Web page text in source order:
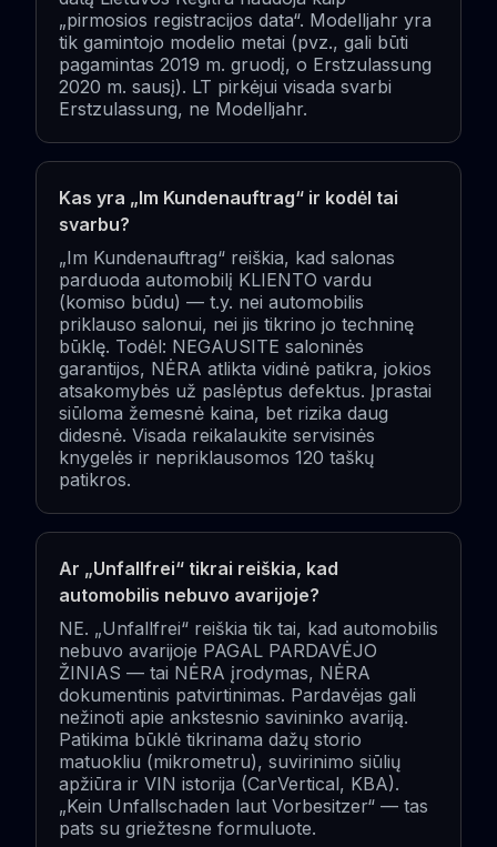
„pirmosios registracijos data“. Modelljahr yra
tik gamintojo modelio metai (pvz., gali būti
pagamintas 2019 m. gruodį, o Erstzulassung
2020 m. sausį). LT pirkėjui visada svarbi
Erstzulassung, ne Modelljahr.
Kas yra „Im Kundenauftrag“ ir kodėl tai
svarbu?
„Im Kundenauftrag“ reiškia, kad salonas
parduoda automobilį KLIENTO vardu
(komiso būdu) — t.y. nei automobilis
priklauso salonui, nei jis tikrino jo techninę
būklę. Todėl: NEGAUSITE saloninės
garantijos, NĖRA atlikta vidinė patikra, jokios
atsakomybės už paslėptus defektus. Įprastai
siūloma žemesnė kaina, bet rizika daug
didesnė. Visada reikalaukite servisinės
knygelės ir nepriklausomos 120 taškų
patikros.
Ar „Unfallfrei“ tikrai reiškia, kad
automobilis nebuvo avarijoje?
NE. „Unfallfrei“ reiškia tik tai, kad automobilis
nebuvo avarijoje PAGAL PARDAVĖJO
ŽINIAS — tai NĖRA įrodymas, NĖRA
dokumentinis patvirtinimas. Pardavėjas gali
nežinoti apie ankstesnio savininko avariją.
Patikima būklė tikrinama dažų storio
matuokliu (mikrometru), suvirinimo siūlių
apžiūra ir VIN istorija (CarVertical, KBA).
„Kein Unfallschaden laut Vorbesitzer“ — tas
pats su griežtesne formuluote.